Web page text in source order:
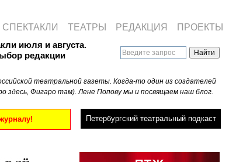
театральной газеты. Когда-то один из создателей
здесь, Фигаро там). Лене Попову мы и посвящаем наш блог.
июля и августа.
редакции
Петербургский театральный подкаст
СПЕКТАКЛИ ТЕАТРЫ РЕДАКЦИЯ ПРОЕКТЫ